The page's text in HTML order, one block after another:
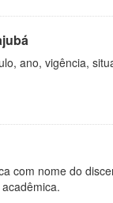
ano, vigência,
com nome do